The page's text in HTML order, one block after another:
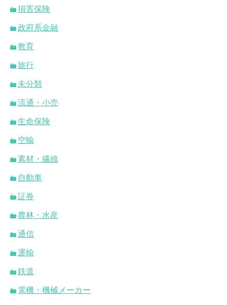
損害保険
政府系金融
教育
旅行
未分類
流通・小売
生命保険
空輸
素材・繊維
自動車
証券
農林・水産
通信
運輸
鉄道
電機・機械メーカー